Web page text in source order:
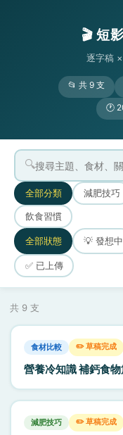
🎬 短
逐字稿
📂 共 9 支
🕐
🔍
全部分類 減肥技巧
飲食習慣
全部狀態 💡 發想中
✅ 已上傳
共 9 支
食材比較 ✏️ 草稿完成
營養冷知識 補鈣食物
減肥技巧 ✏️ 草稿完成